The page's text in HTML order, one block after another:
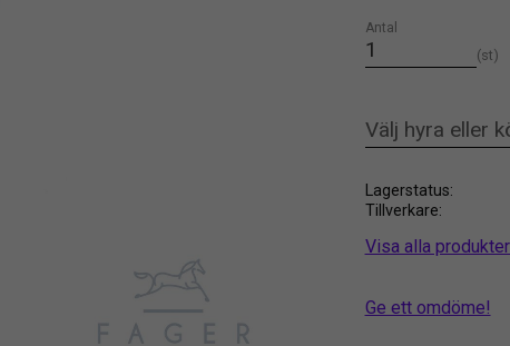
Antal
st
Lagerstatus
Tillverkare
Visa alla
Ge ett omdöme!